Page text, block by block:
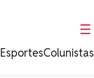
☰
EsportesColunistas